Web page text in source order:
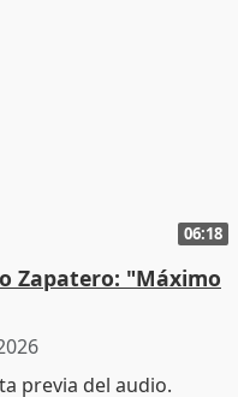
06:18
Zapatero: "Máximo